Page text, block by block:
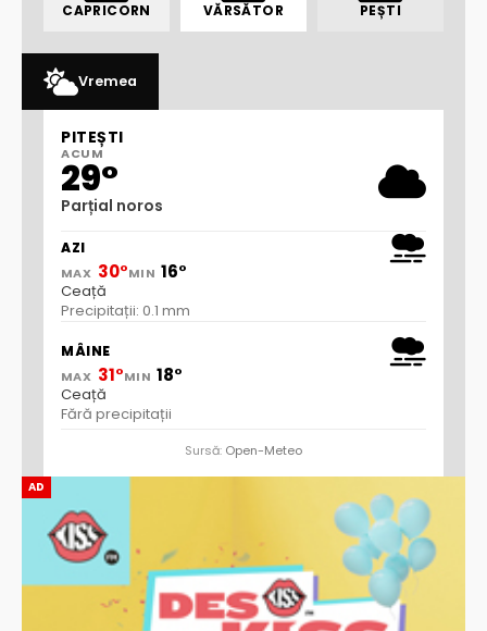
AD
CAPRICORN VĂRSĂTOR PEȘTI
Vremea
PITEȘTI
ACUM
29°
Parțial noros
AZI
MAX 30°MIN 16°
Ceață
Precipitații: 0.1 mm
MÂINE
MAX 31°MIN 18°
Ceață
Fără precipitații
Sursă: Open-Meteo